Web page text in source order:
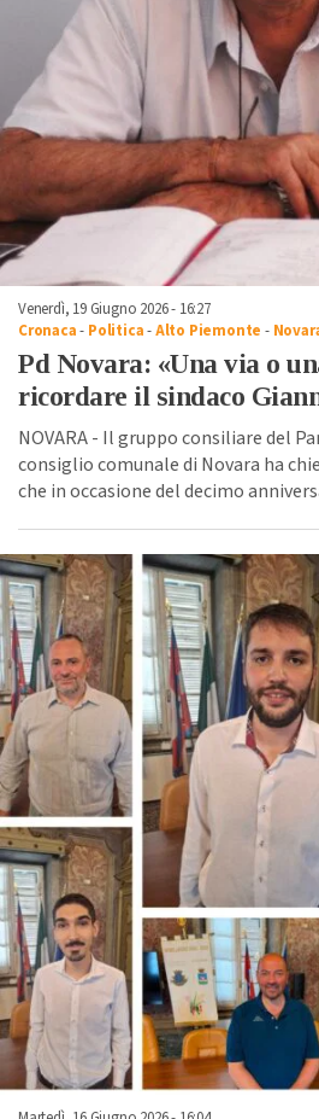
Venerdì, 19 Giugno 2026 - 16:27
Cronaca- Politica-Alto Piemonte -
Pd Novara: «Una via o
ricordare il sindaco
NOVARA - Il gruppo consiliare del
consiglio comunale di Novara ha
che in occasione del decimo